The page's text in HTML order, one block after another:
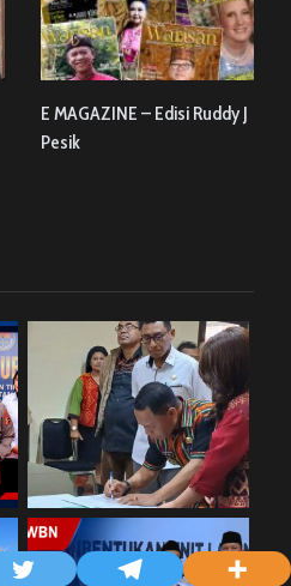
E MAGAZINE – Edisi Ruddy J
Pesik